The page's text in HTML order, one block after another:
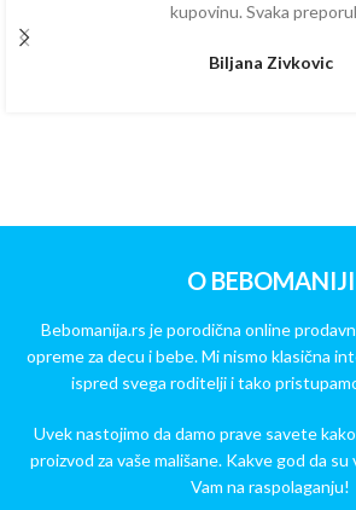
kupovinu. Svaka
Biljana Zivkovic
O BEBOMANIJI
Bebomanija.rs je porodična online
opreme za decu i bebe. Mi nismo klasična
ispred svega roditelji i tako
Uvek nastojimo da damo prave savete
proizvod za vaše mališane. Kakve god da
Vam na raspolaganju!